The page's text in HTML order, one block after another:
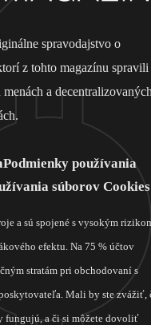
spravodajstvo o
z tohto magazínu spravili
a
Podmienky používania
súborov Cookies
a sú spojené s vysokým
efektu. Na 75 % účtov
stratám pri obchodovaní s
Mali by ste zvážiť,
fungujú, a či si môžete dovoliť